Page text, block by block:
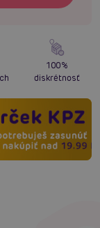
100%
diskrétnosť